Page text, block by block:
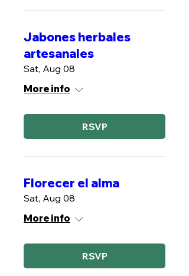
Jabones herbales
artesanales
Sat, Aug 08
More info
RSVP
Florecer el alma
Sat, Aug 08
More info
RSVP